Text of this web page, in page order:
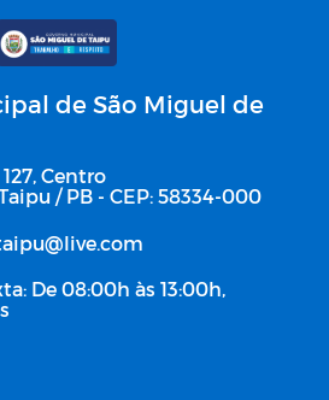
de São Miguel de
Centro
/ PB - CEP: 58334-000
De 08:00h às 13:00h,